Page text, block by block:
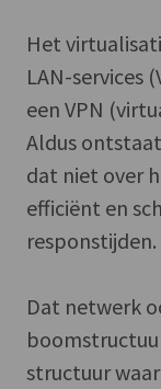
Het
LAN-services
een VPN
Aldus
dat niet over
efficiënt en
responstijden.
Dat netwerk
structuur